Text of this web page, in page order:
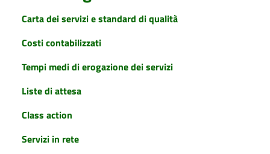
Carta dei servizi e standard di qualità
Costi contabilizzati
Tempi medi di erogazione dei servizi
Liste di attesa
Class action
Servizi in rete